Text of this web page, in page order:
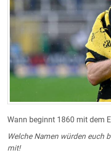
Wann beginnt 1860 mit dem
Welche Namen würden euch
mit!